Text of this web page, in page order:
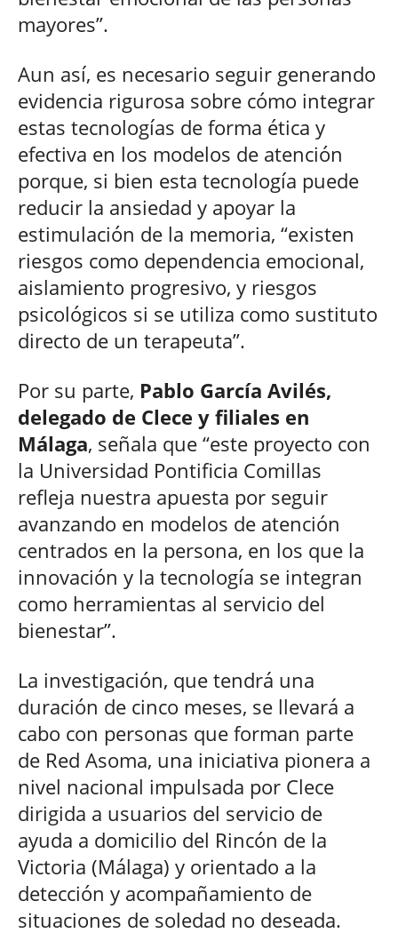
mayores”.
Aun así, es necesario seguir generando
evidencia rigurosa sobre cómo integrar
estas tecnologías de forma ética y
efectiva en los modelos de atención
porque, si bien esta tecnología puede
reducir la ansiedad y apoyar la
estimulación de la memoria, “existen
riesgos como dependencia emocional,
aislamiento progresivo, y riesgos
psicológicos si se utiliza como sustituto
directo de un terapeuta”.
Por su parte, Pablo García Avilés,
delegado de Clece y filiales en
Málaga, señala que “este proyecto con
la Universidad Pontificia Comillas
refleja nuestra apuesta por seguir
avanzando en modelos de atención
centrados en la persona, en los que la
innovación y la tecnología se integran
como herramientas al servicio del
bienestar”.
La investigación, que tendrá una
duración de cinco meses, se llevará a
cabo con personas que forman parte
de Red Asoma, una iniciativa pionera a
nivel nacional impulsada por Clece
dirigida a usuarios del servicio de
ayuda a domicilio del Rincón de la
Victoria (Málaga) y orientado a la
detección y acompañamiento de
situaciones de soledad no deseada.